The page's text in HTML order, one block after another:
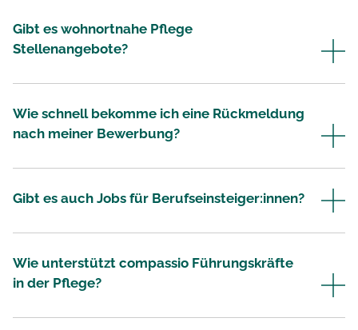
Gibt es wohnortnahe Pflege
Stellenangebote?
Wie schnell bekomme ich eine Rückmeldung
nach meiner Bewerbung?
Gibt es auch Jobs für Berufseinsteiger:innen?
Wie unterstützt compassio Führungskräfte
in der Pflege?